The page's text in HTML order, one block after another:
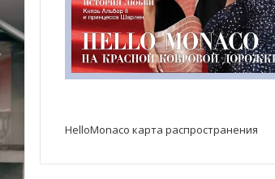
HelloMonaco карта распространения